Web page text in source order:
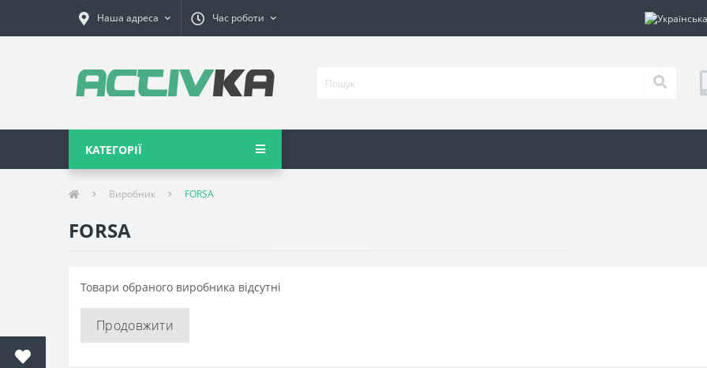
Наша адреса Час роботи
КАТЕГОРІЇ
Виробник FORSA
FORSA
Товари обраного виробника відсутні
Продовжити